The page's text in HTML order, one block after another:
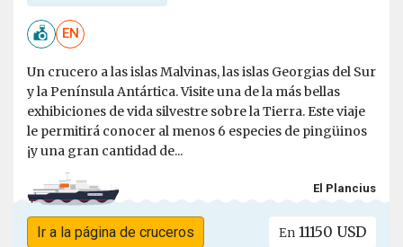
EN
Un crucero a las islas Malvinas, las islas Georgias del Sur
y la Península Antártica. Visite una de la más bellas
exhibiciones de vida silvestre sobre la Tierra. Este viaje
le permitirá conocer al menos 6 especies de pingüinos
¡y una gran cantidad de...
El Plancius
Ir a la página de cruceros En 11150 USD